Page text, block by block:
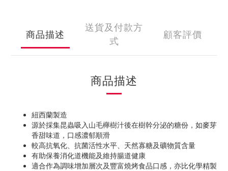
商品描述
送貨及付款方
式
顧客評價
商品描述
紐西蘭製造
源於採集昆蟲吸入山毛櫸樹汁後在樹幹分泌的糖份，如麥芽
香甜味道，口感濃郁順滑
較高抗氧化、抗菌活性水平、天然寡糖及礦物質含量
有助保養消化道機能及維持腸道健康
適合作為調味增加層次及豐富燒烤食品口感，亦比化學精製